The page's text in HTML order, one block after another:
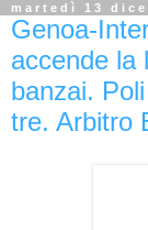
martedì 13
Genoa-
accende la
banzai.
tre. Arbitro